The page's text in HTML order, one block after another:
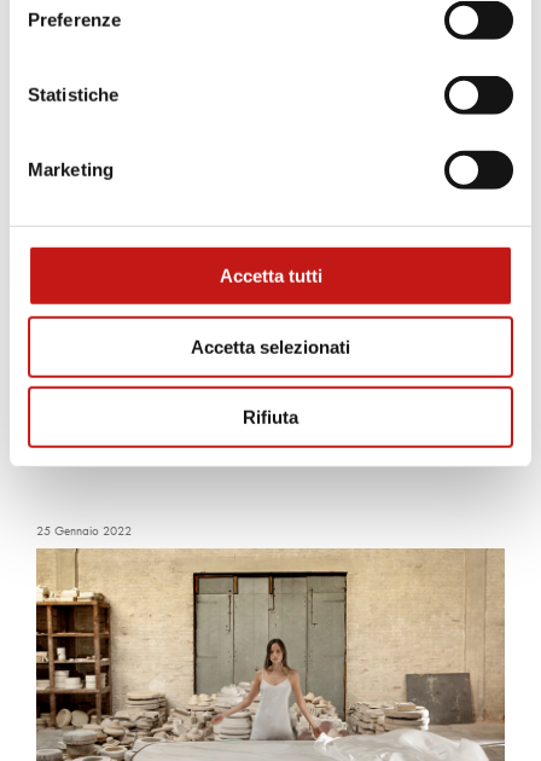
Preferenze
Statistiche
Marketing
Accetta tutti
Accetta selezionati
Rifiuta
29 Giugno 2022
Salone del Mobile 2022: See Beyond - La bellezza è
ovunque
25 Gennaio 2022